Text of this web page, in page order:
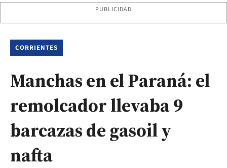
PUBLICIDAD
CORRIENTES
Manchas en el Paraná: el
remolcador llevaba 9
barcazas de gasoil y
nafta